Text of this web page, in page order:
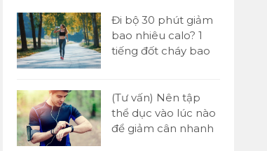
Đi bộ 30 phút giảm
bao nhiêu calo? 1
tiếng đốt cháy bao
(Tư vấn) Nên tập
thể dục vào lúc nào
để giảm cân nhanh